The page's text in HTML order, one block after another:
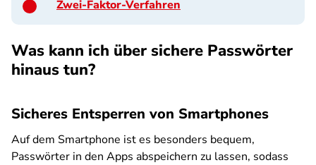
Zwei-Faktor-Verfahren
Was kann ich über sichere Passwörter
hinaus tun?
Sicheres Entsperren von Smartphones
Auf dem Smartphone ist es besonders bequem,
Passwörter in den Apps abspeichern zu lassen, sodass